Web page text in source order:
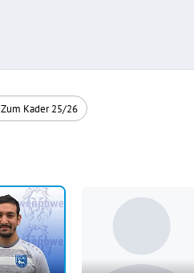
Zum Kader 25/26